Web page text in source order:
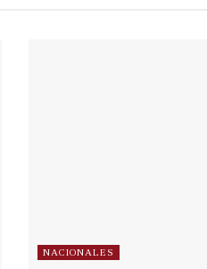
NACIONALES